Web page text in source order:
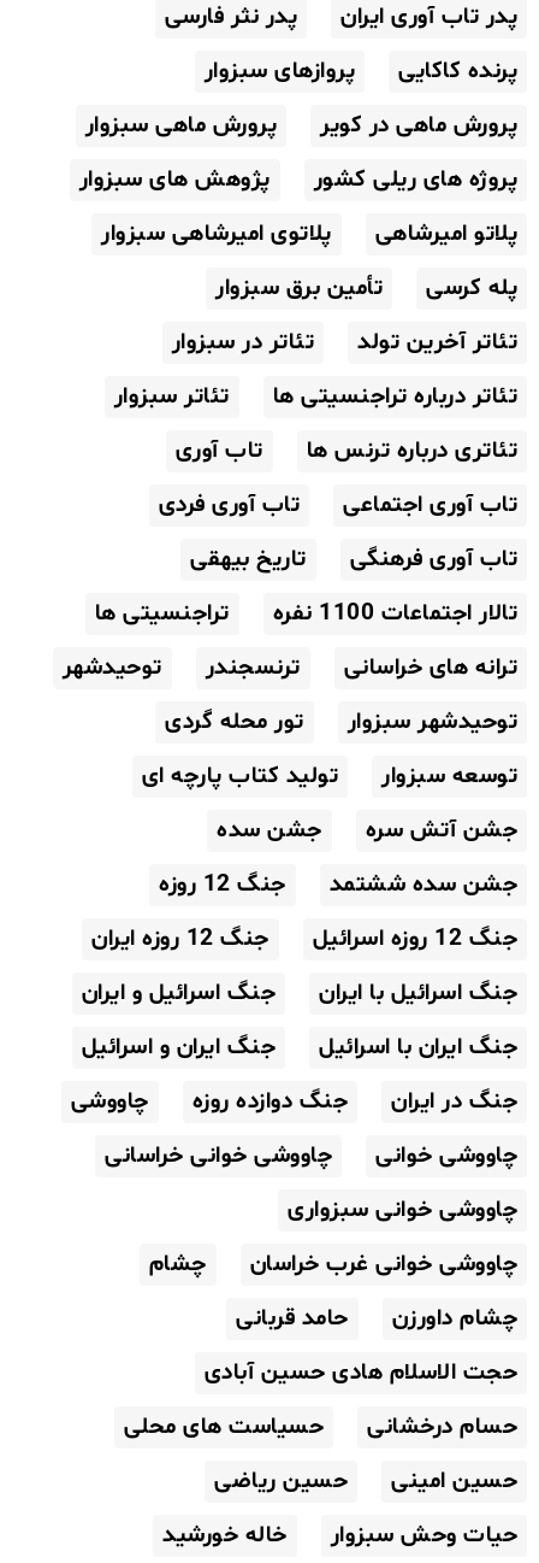
پدر تاب آوری ایران
پدر نثر فارسی
پرنده کاکایی
پروازهای سبزوار
پرورش ماهی در کویر
پرورش ماهی سبزوار
پروژه های ریلی کشور
پژوهش های سبزوار
پلاتو امیرشاهی
پلاتوی امیرشاهی سبزوار
پله کرسی
تأمین برق سبزوار
تئاتر آخرین تولد
تئاتر در سبزوار
تئاتر درباره تراجنسیتی ها
تئاتر سبزوار
تئاتری درباره ترنس ها
تاب آوری
تاب آوری اجتماعی
تاب آوری فردی
تاب آوری فرهنگی
تاریخ بیهقی
تالار اجتماعات 1100 نفره
تراجنسیتی ها
ترانه های خراسانی
ترنسجندر
توحیدشهر
توحیدشهر سبزوار
تور محله گردی
توسعه سبزوار
تولید کتاب پارچه ای
جشن آتش سره
جشن سده
جشن سده ششتمد
جنگ 12 روزه
جنگ 12 روزه اسرائیل
جنگ 12 روزه ایران
جنگ اسرائیل با ایران
جنگ اسرائیل و ایران
جنگ ایران با اسرائیل
جنگ ایران و اسرائیل
جنگ در ایران
جنگ دوازده روزه
چاووشی
چاووشی خوانی
چاووشی خوانی خراسانی
چاووشی خوانی سبزواری
چاووشی خوانی غرب خراسان
چشام
چشام داورزن
حامد قربانی
حجت الاسلام هادی حسین آبادی
حسام درخشانی
حسیاست های محلی
حسین امینی
حسین ریاضی
حیات وحش سبزوار
خاله خورشید